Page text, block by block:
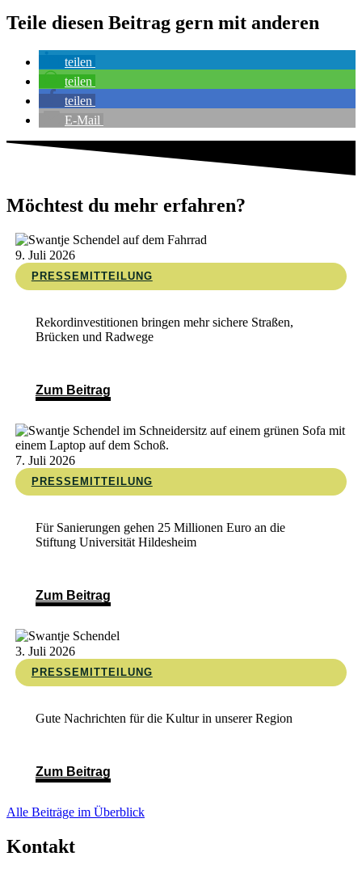
Teile diesen Beitrag gern mit anderen
teilen
teilen
teilen
E-Mail
Möchtest du mehr erfahren?
9. Juli 2026
PRESSEMITTEILUNG
Rekordinvestitionen bringen mehr sichere Straßen,
Brücken und Radwege
Zum Beitrag
7. Juli 2026
PRESSEMITTEILUNG
Für Sanierungen gehen 25 Millionen Euro an die
Stiftung Universität Hildesheim
Zum Beitrag
3. Juli 2026
PRESSEMITTEILUNG
Gute Nachrichten für die Kultur in unserer Region
Zum Beitrag
Alle Beiträge im Überblick
Kontakt